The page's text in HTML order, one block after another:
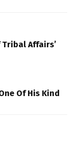
Tribal Affairs’
Of His Kind